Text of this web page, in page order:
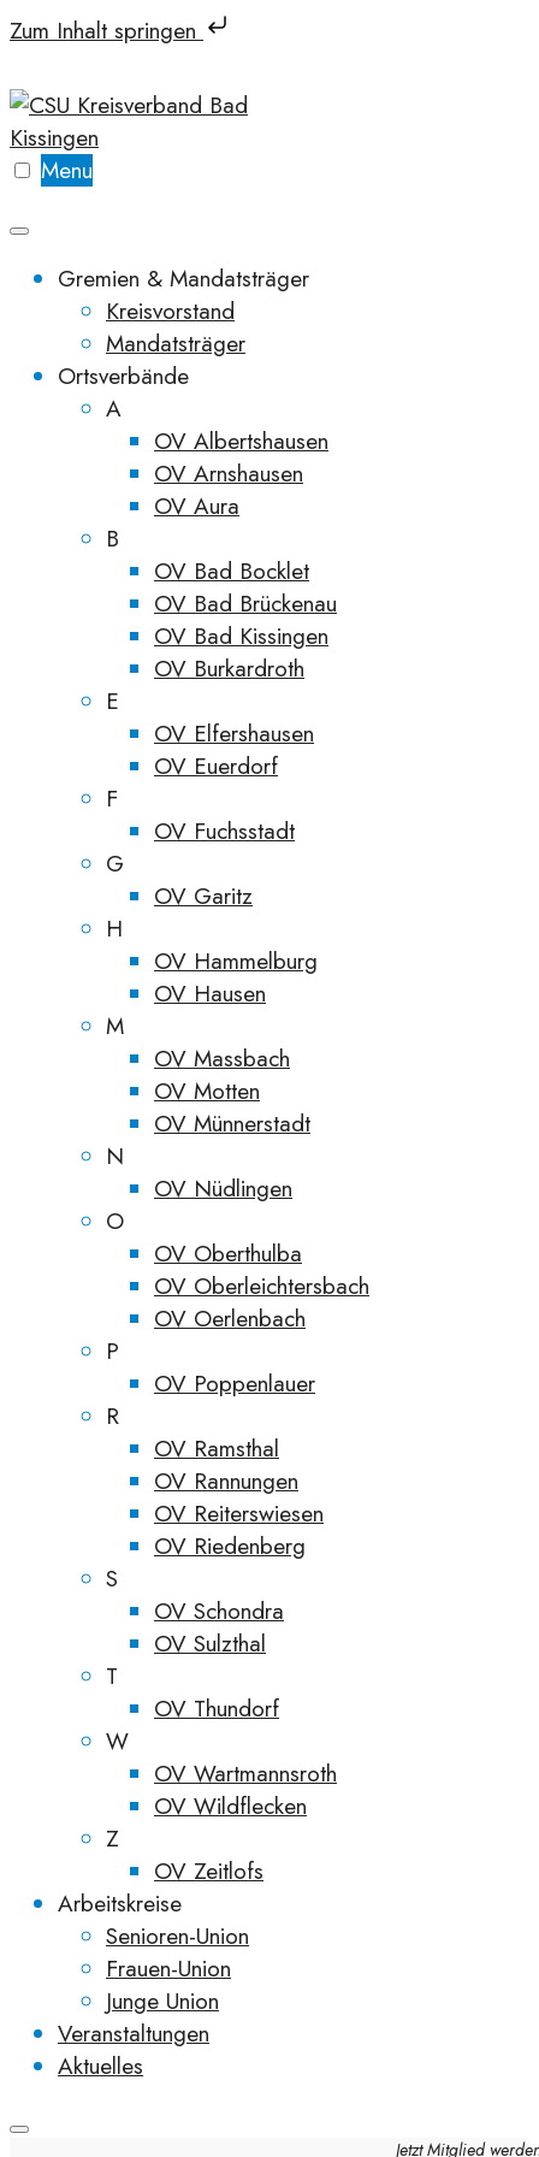
Zum Inhalt springen
Skip
to
content
Menu
Gremien & Mandatsträger
Kreisvorstand
Mandatsträger
Ortsverbände
A
OV Albertshausen
OV Arnshausen
OV Aura
B
OV Bad Bocklet
OV Bad Brückenau
OV Bad Kissingen
OV Burkardroth
E
OV Elfershausen
OV Euerdorf
F
OV Fuchsstadt
G
OV Garitz
H
OV Hammelburg
OV Hausen
M
OV Massbach
OV Motten
OV Münnerstadt
N
OV Nüdlingen
O
OV Oberthulba
OV Oberleichtersbach
OV Oerlenbach
P
OV Poppenlauer
R
OV Ramsthal
OV Rannungen
OV Reiterswiesen
OV Riedenberg
S
OV Schondra
OV Sulzthal
T
OV Thundorf
W
OV Wartmannsroth
OV Wildflecken
Z
OV Zeitlofs
Arbeitskreise
Senioren-Union
Frauen-Union
Junge Union
Veranstaltungen
Aktuelles
Jetzt Mitglied